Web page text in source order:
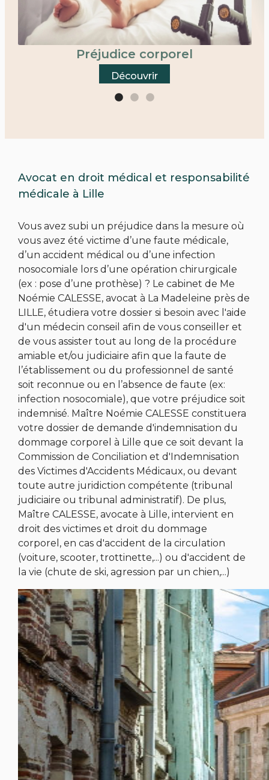
Préjudice corporel
Découvrir
Avocat en droit médical et responsabilité
médicale à Lille
Vous avez subi un préjudice dans la mesure où
vous avez été victime d’une faute médicale,
d’un accident médical ou d’une infection
nosocomiale lors d’une opération chirurgicale
(ex : pose d’une prothèse) ? Le cabinet de Me
Noémie CALESSE, avocat à La Madeleine près de
LILLE, étudiera votre dossier si besoin avec l'aide
d'un médecin conseil afin de vous conseiller et
de vous assister tout au long de la procédure
amiable et/ou judiciaire afin que la faute de
l’établissement ou du professionnel de santé
soit reconnue ou en l’absence de faute (ex:
infection nosocomiale), que votre préjudice soit
indemnisé. Maître Noémie CALESSE constituera
votre dossier de demande d'indemnisation du
dommage corporel à Lille que ce soit devant la
Commission de Conciliation et d'Indemnisation
des Victimes d'Accidents Médicaux, ou devant
toute autre juridiction compétente (tribunal
judiciaire ou tribunal administratif). De plus,
Maître CALESSE, avocate à Lille, intervient en
droit des victimes et droit du dommage
corporel, en cas d'accident de la circulation
(voiture, scooter, trottinette,...) ou d'accident de
la vie (chute de ski, agression par un chien,...)